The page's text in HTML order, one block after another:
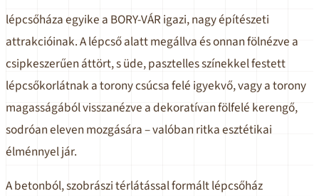
lépcsőháza egyike a BORY-VÁR igazi, nagy építészeti
attrakcióinak. A lépcső alatt megállva és onnan fölnézve a
csipkeszerűen áttört, s üde, pasztelles színekkel festett
lépcsőkorlátnak a torony csúcsa felé igyekvő, vagy a torony
magasságából visszanézve a dekoratívan fölfelé kerengő,
sodróan eleven mozgására – valóban ritka esztétikai
élménnyel jár.
A betonból, szobrászi térlátással formált lépcsőház